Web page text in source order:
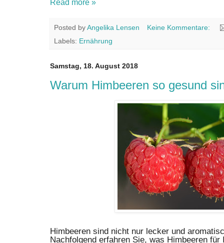
Read more »
Posted byAngelika Lensen
Keine Kommentare:
Labels: Ernährung
Samstag, 18. August 2018
Warum Himbeeren so gesund
Himbeeren sind nicht nur lecker und
Nachfolgend erfahren Sie, was Himbeeren